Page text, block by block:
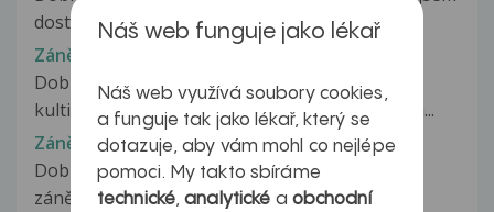
dostala zánět močových...
Zánět močových cest
Dobrý den, mám zánět močových cest, v
kultivačním vyšetření moči bakterie Escherichia...
Zánět močových cest
Dobrý den, asi před dvěma týdny se u mě rozjel
zánět močových cest, 10 dní jsem...
Náš web funguje jako lékař
Náš web využívá soubory cookies,
a funguje tak jako lékař, který se
dotazuje, aby vám mohl co nejlépe
pomoci. My takto sbíráme
technické,analytické a obchodní